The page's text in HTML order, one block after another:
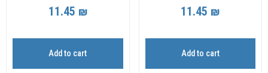
11.45 ₪
Add to cart
11.45 ₪
Add to cart